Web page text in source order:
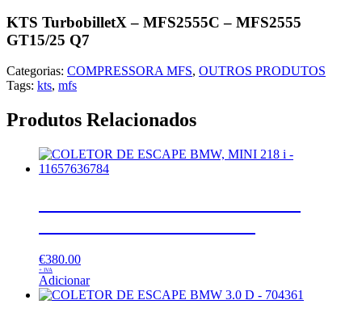
KTS TurbobilletX – MFS2555C – MFS2555
GT15/25 Q7
Categorias: COMPRESSORA MFS, OUTROS PRODUTOS
Tags: kts, mfs
Produtos Relacionados
€380.00
+ IVA
Adicionar